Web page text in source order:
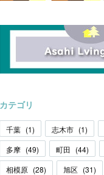
カテゴリ
千葉 (1) 志木市 (1)
多摩 (49) 町田 (44)
相模原 (28) 旭区 (31)